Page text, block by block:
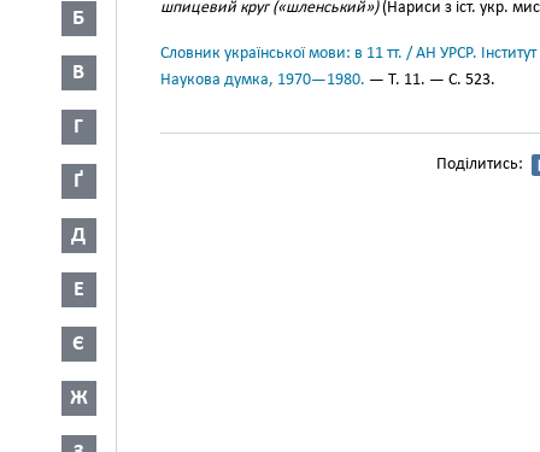
Б
В
Г
Ґ
Д
Е
Є
Ж
шпицевий круг («шленський»)(Нариси з іст. укр.
Словник української мови: в 11 тт. / АН УРСР.
Наукова думка, 1970—1980. — Т. 11. — С. 523.
Поділитись: